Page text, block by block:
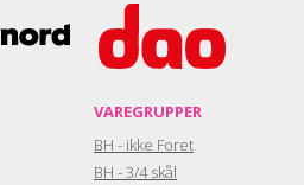
VAREGRUPPER
BH - ikke Foret
BH - 3/4 skål